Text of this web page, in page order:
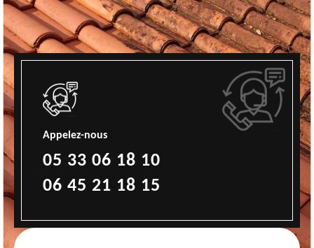
Appelez-nous
05 33 06 18 10
06 45 21 18 15